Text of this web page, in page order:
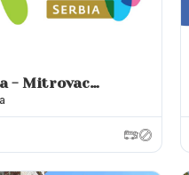
- Mitrovac -